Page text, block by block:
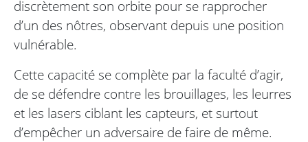
discrètement son orbite pour se rapprocher
d’un des nôtres, observant depuis une position
vulnérable.
Cette capacité se complète par la faculté d’agir,
de se défendre contre les brouillages, les leurres
et les lasers ciblant les capteurs, et surtout
d’empêcher un adversaire de faire de même.